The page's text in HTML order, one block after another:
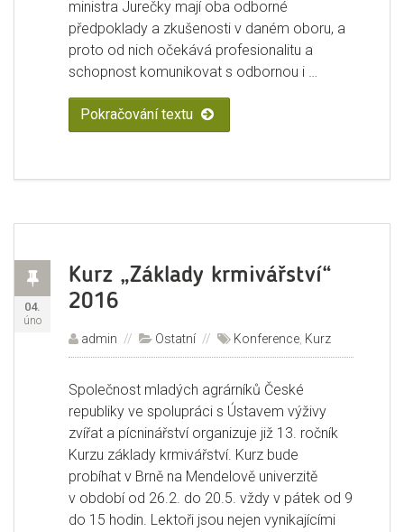
ministra Jurečky mají oba odborné
předpoklady a zkušenosti v daném oboru, a
proto od nich očekává profesionalitu a
schopnost komunikovat s odbornou i …
Pokračování textu „Novým náměstkem pro
Kurz „Základy krmivářství“
2016
Příspěvek
Publikováno:
04.
úno
Autor:
admin Rubriky:
Ostatní Štítky:
Konference Kurz
Společnost mladých agrárníků České
republiky ve spolupráci s Ústavem výživy
zvířat a pícninářství organizuje již 13. ročník
Kurzu základy krmivářství. Kurz bude
probíhat v Brně na Mendelově univerzitě
v období od 26.2. do 20.5. vždy v pátek od 9
do 15 hodin. Lektoři jsou nejen vynikajícími